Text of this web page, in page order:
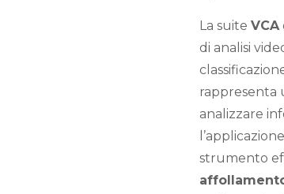
La suite VCA
di analisi
rappresenta
analizzare
l’applicazione
strumento